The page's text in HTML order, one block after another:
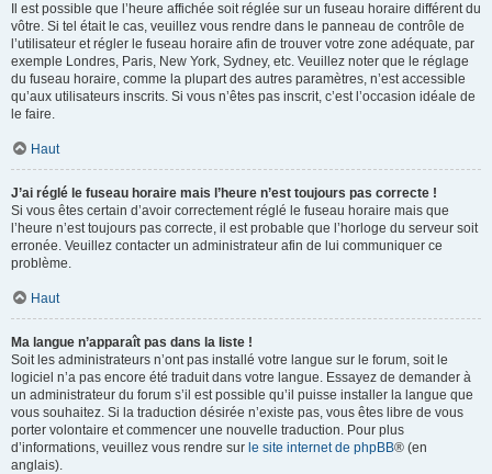
Il est possible que l’heure affichée soit réglée sur un fuseau horaire différent du
vôtre. Si tel était le cas, veuillez vous rendre dans le panneau de contrôle de
l’utilisateur et régler le fuseau horaire afin de trouver votre zone adéquate, par
exemple Londres, Paris, New York, Sydney, etc. Veuillez noter que le réglage
du fuseau horaire, comme la plupart des autres paramètres, n’est accessible
qu’aux utilisateurs inscrits. Si vous n’êtes pas inscrit, c’est l’occasion idéale de
le faire.
Haut
J’ai réglé le fuseau horaire mais l’heure n’est toujours pas correcte !
Si vous êtes certain d’avoir correctement réglé le fuseau horaire mais que
l’heure n’est toujours pas correcte, il est probable que l’horloge du serveur soit
erronée. Veuillez contacter un administrateur afin de lui communiquer ce
problème.
Haut
Ma langue n’apparaît pas dans la liste !
Soit les administrateurs n’ont pas installé votre langue sur le forum, soit le
logiciel n’a pas encore été traduit dans votre langue. Essayez de demander à
un administrateur du forum s’il est possible qu’il puisse installer la langue que
vous souhaitez. Si la traduction désirée n’existe pas, vous êtes libre de vous
porter volontaire et commencer une nouvelle traduction. Pour plus
d’informations, veuillez vous rendre sur le site internet de phpBB® (en
anglais).